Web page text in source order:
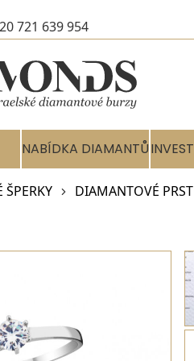
721 639 954
NABÍDKA DIAMANTŮ
DIAMANTOVÉ